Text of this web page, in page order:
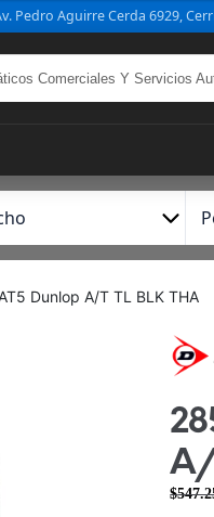
Pedro Aguirre Cerda 6929,
r
i
Dunlop A/T TL BLK THA
A/
$